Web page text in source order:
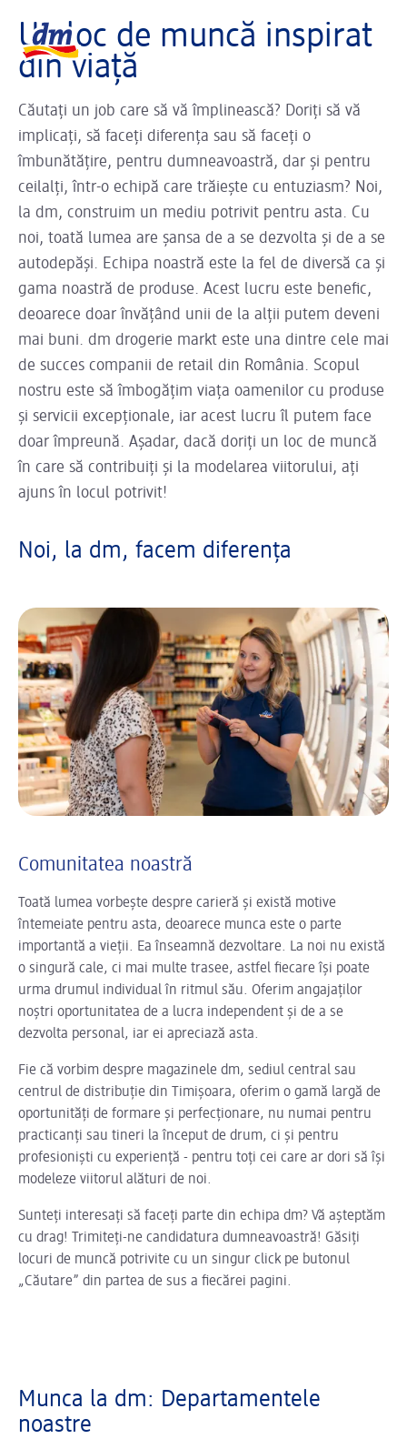
Un loc de muncă inspirat
din viață
Căutați un job care să vă împlinească? Doriți să vă
implicați, să faceți diferența sau să faceți o
îmbunătățire, pentru dumneavoastră, dar și pentru
ceilalți, într-o echipă care trăiește cu entuziasm? Noi,
la dm, construim un mediu potrivit pentru asta. Cu
noi, toată lumea are șansa de a se dezvolta și de a se
autodepăși. Echipa noastră este la fel de diversă ca și
gama noastră de produse. Acest lucru este benefic,
deoarece doar învățând unii de la alții putem deveni
mai buni. dm drogerie markt este una dintre cele mai
de succes companii de retail din România. Scopul
nostru este să îmbogățim viața oamenilor cu produse
și servicii excepționale, iar acest lucru îl putem face
doar împreună. Așadar, dacă doriți un loc de muncă
în care să contribuiți și la modelarea viitorului, ați
ajuns în locul potrivit!
Noi, la dm, facem diferența
Comunitatea noastră
Toată lumea vorbește despre carieră și există motive
întemeiate pentru asta, deoarece munca este o parte
importantă a vieții. Ea înseamnă dezvoltare. La noi nu există
o singură cale, ci mai multe trasee, astfel fiecare își poate
urma drumul individual în ritmul său. Oferim angajaților
noștri oportunitatea de a lucra independent și de a se
dezvolta personal, iar ei apreciază asta.
Fie că vorbim despre magazinele dm, sediul central sau
centrul de distribuție din Timișoara, oferim o gamă largă de
oportunități de formare și perfecționare, nu numai pentru
practicanți sau tineri la început de drum, ci și pentru
profesioniști cu experiență - pentru toți cei care ar dori să își
modeleze viitorul alături de noi.
Sunteți interesați să faceți parte din echipa dm? Vă așteptăm
cu drag! Trimiteți-ne candidatura dumneavoastră! Găsiți
locuri de muncă potrivite cu un singur click pe butonul
„Căutare” din partea de sus a fiecărei pagini.
Munca la dm: Departamentele
noastre